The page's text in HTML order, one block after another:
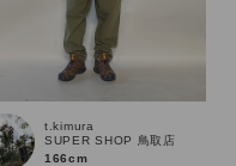
t.kimura
SUPER SHOP 鳥取店
166cm